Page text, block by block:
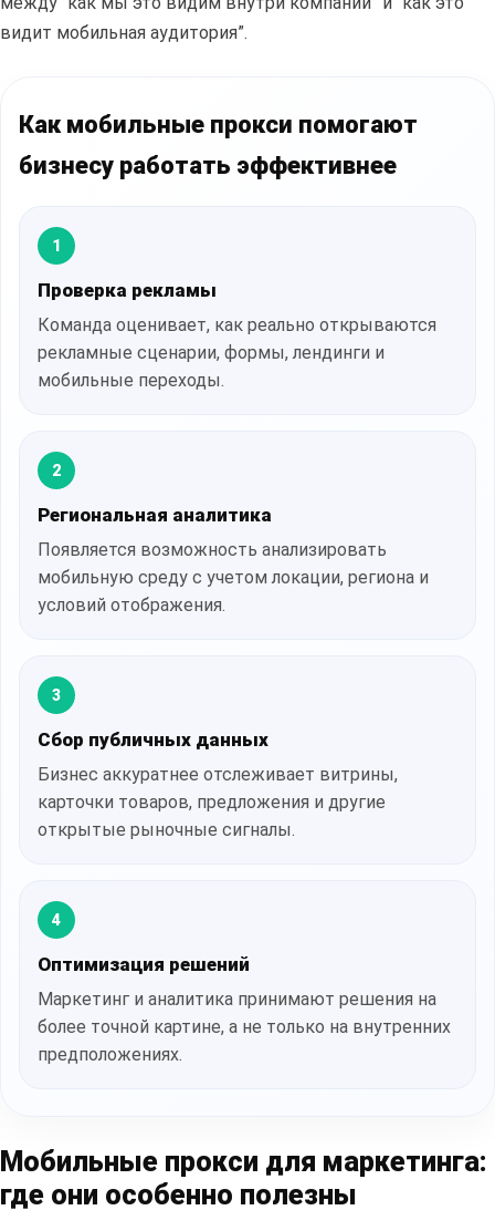
видит мобильная аудитория”.
Как мобильные прокси помогают
бизнесу работать эффективнее
1
Проверка рекламы
Команда оценивает, как реально открываются
рекламные сценарии, формы, лендинги и
мобильные переходы.
2
Региональная аналитика
Появляется возможность анализировать
мобильную среду с учетом локации, региона и
условий отображения.
3
Сбор публичных данных
Бизнес аккуратнее отслеживает витрины,
карточки товаров, предложения и другие
открытые рыночные сигналы.
4
Оптимизация решений
Маркетинг и аналитика принимают решения на
более точной картине, а не только на внутренних
предположениях.
Мобильные прокси для маркетинга:
где они особенно полезны